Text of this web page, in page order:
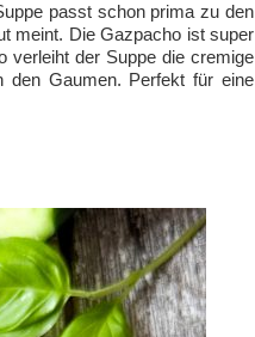
passt schon prima zu den
meint. Die Gazpacho ist super
verleiht der Suppe die cremige
den Gaumen. Perfekt für eine